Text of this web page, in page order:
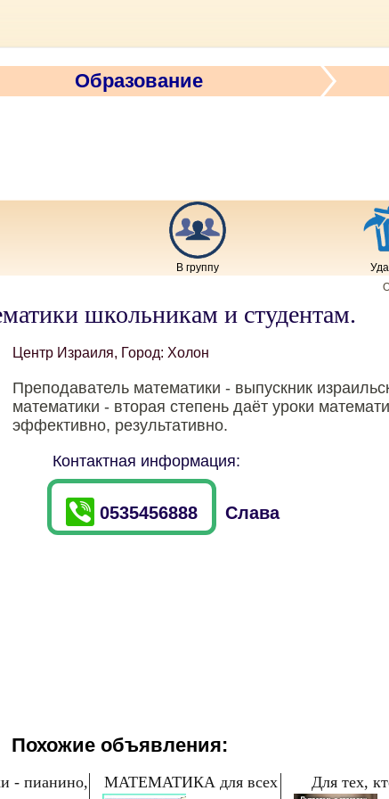
Образование
В группу
школьникам и студентам.
Центр Израиля, Город: Холон
Преподаватель математики - выпускник
математики - вторая степень даёт уроки
эффективно, результативно.
Контактная информация:
0535456888 Слава
Похожие объявления:
- пианино,
МАТЕМАТИКА для всех
Для тех,